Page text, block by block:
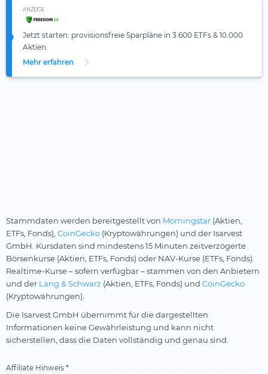
ANZEIGE
Jetzt starten: provisionsfreie Sparpläne in 3.600 ETFs & 10.000
Aktien.
Mehr erfahren
Stammdaten werden bereitgestellt von Morningstar (Aktien,
ETFs, Fonds), CoinGecko (Kryptowährungen) und der Isarvest
GmbH. Kursdaten sind mindestens 15 Minuten zeitverzögerte
Börsenkurse (Aktien, ETFs, Fonds) oder NAV-Kurse (ETFs, Fonds).
Realtime-Kurse – sofern verfügbar – stammen von den Anbietern
und der Lang & Schwarz (Aktien, ETFs, Fonds) und CoinGecko
(Kryptowährungen).
Die Isarvest GmbH übernimmt für die dargestellten
Informationen keine Gewährleistung und kann nicht
sicherstellen, dass die Daten vollständig und genau sind.
Affiliate Hinweis *